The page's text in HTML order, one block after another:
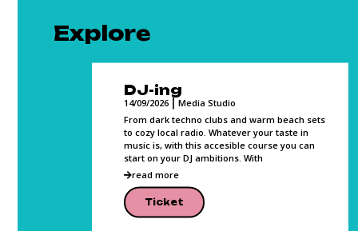
Explore
DJ-ing
14/09/2026
Media Studio
From dark techno clubs and warm beach sets
to cozy local radio. Whatever your taste in
music is, with this accesible course you can
start on your DJ ambitions. With
read more
Ticket